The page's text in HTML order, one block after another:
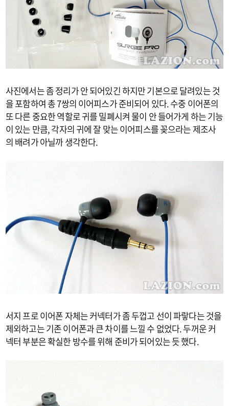
사진에서는 좀 정리가 안 되어있긴 하지만 기본으로 달려있는 것
을 포함하여 총 7쌍의 이어피스가 준비되어 있다. 수중 이어폰의
또 다른 중요한 역할로 귀를 밀폐시켜 물이 안 들어가게 하는 기능
이 있는 만큼, 각자의 귀에 잘 맞는 이어피스를 꽂으라는 제조사
의 배려가 아닐까 생각한다.
서지 프로 이어폰 자체는 커넥터가 좀 두껍고 선이 파랗다는 것을
제외하고는 기존 이어폰과 큰 차이를 느낄 수 없었다. 두꺼운 커
넥터 부분은 확실한 방수를 위해 준비가 되어있는 듯 했다.